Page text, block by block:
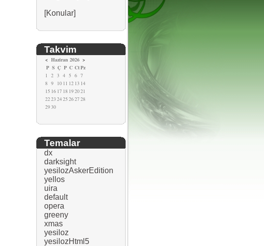
[Konular]
Takvim
< Haziran 2026 >
P S Ç P C CtPz
1 2 3 4 5 6 7
8 9 10 11 12 13 14
15 16 17 18 192021
22232425262728
2930
Temalar
dx
darksight
yesilozAskerEdition
yellos
uira
default
opera
greeny
xmas
yesiloz
yesilozHtml5